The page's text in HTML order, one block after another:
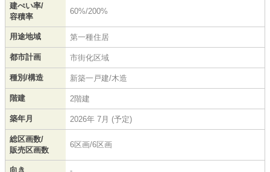
建ぺい率/
容積率
60%/200%
用途地域 第一種住居
都市計画 市街化区域
種別/構造 新築一戸建/木造
階建 2階建
築年月 2026年 7月 (予定)
総区画数/
販売区画数
6区画/6区画
向き